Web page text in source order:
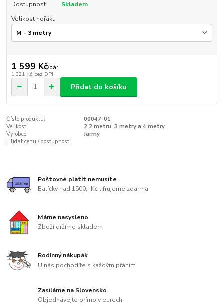
Dostupnost
Skladem
Velikost hořáku
1 599 Kč/pár
1 321 Kč bez DPH
Přidat do košíku
Číslo produktu:
00047-01
Velikost:
2,2 metru, 3 metry a 4 metry
Výrobce:
Jarmy
Hlídat cenu / dostupnost
Poštovné platit nemusíte
Balíčky nad 1500,- Kč lifrujeme zdarma
Máme nasysleno
Zboží držíme skladem
Rodinný nákupák
U nás pochodíte s každým přáním
Zasíláme na Slovensko
Objednávejte přímo v eurech